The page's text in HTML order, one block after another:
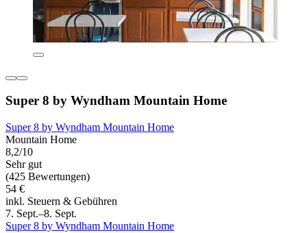
Super 8 by Wyndham Mountain Home
Super 8 by Wyndham Mountain Home
Mountain Home
8,2/10
Sehr gut
(425 Bewertungen)
54 €
inkl. Steuern & Gebühren
7. Sept.–8. Sept.
Super 8 by Wyndham Mountain Home